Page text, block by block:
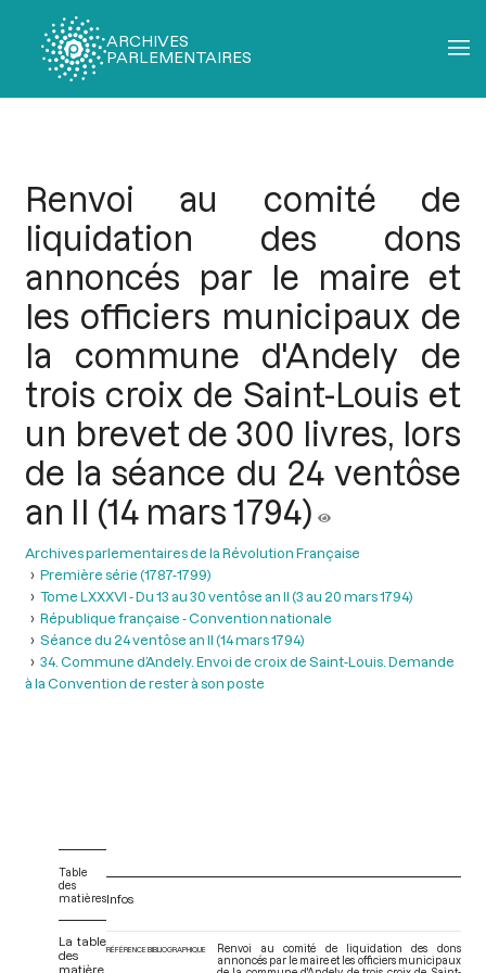
ARCHIVES
PARLEMENTAIRES
Renvoi au comité de
liquidation des dons
annoncés par le maire et
les officiers municipaux de
la commune d'Andely de
trois croix de Saint-Louis et
un brevet de 300 livres, lors
de la séance du 24 ventôse
an II (14 mars 1794)
Archives parlementaires de la Révolution Française
Première série (1787-1799)
Tome LXXXVI - Du 13 au 30 ventôse an II (3 au 20 mars 1794)
République française - Convention nationale
Séance du 24 ventôse an II (14 mars 1794)
34. Commune d’Andely. Envoi de croix de Saint-Louis. Demande
à la Convention de rester à son poste
Table
des
matières
La table
des
matière
Infos
RÉFÉRENCE BIBLIOGRAPHIQUE
Renvoi au comité de liquidation des dons
annoncés par le maire et les officiers municipaux